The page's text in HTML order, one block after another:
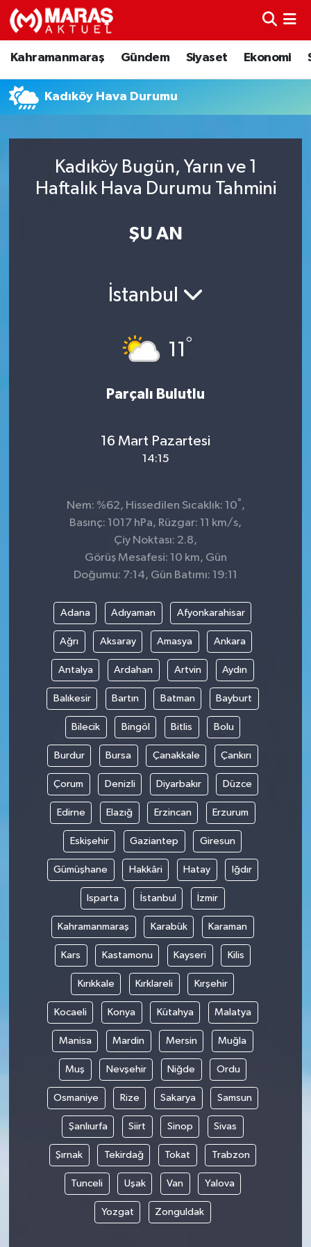
Kahramanmaraş Gündem Siyaset Ekonomi
Kadıköy Hava Durumu
Kadıköy Bugün, Yarın ve 1
Haftalık Hava Durumu Tahmini
ŞU AN
İstanbul
11°
Parçalı Bulutlu
16 Mart Pazartesi
14:15
Nem: %62, Hissedilen Sıcaklık: 10° ,
Basınç: 1017 hPa, Rüzgar: 11 km/s,
Çiy Noktası: 2.8,
Görüş Mesafesi: 10 km, Gün
Doğumu: 7:14, Gün Batımı: 19:11
Adana Adıyaman Afyonkarahisar
Ağrı Aksaray Amasya Ankara
Antalya Ardahan Artvin Aydın
Balıkesir Bartın Batman Bayburt
Bilecik Bingöl Bitlis Bolu
Burdur Bursa Çanakkale Çankırı
Çorum Denizli Diyarbakır Düzce
Edirne Elazığ Erzincan Erzurum
Eskişehir Gaziantep Giresun
Gümüşhane Hakkâri Hatay Iğdır
Isparta İstanbul İzmir
Kahramanmaraş Karabük Karaman
Kars Kastamonu Kayseri Kilis
Kırıkkale Kırklareli Kırşehir
Kocaeli Konya Kütahya Malatya
Manisa Mardin Mersin Muğla
Muş Nevşehir Niğde Ordu
Osmaniye Rize Sakarya Samsun
Şanlıurfa Siirt Sinop Sivas
Şırnak Tekirdağ Tokat Trabzon
Tunceli Uşak Van Yalova
Yozgat Zonguldak
Kahramanmaraş
Ekonomi
Spor
Nöbetçi Eczaneler
Trafik Durumu
TFF 3.Lig 4.Grup Puan Durumu ve Fikstür